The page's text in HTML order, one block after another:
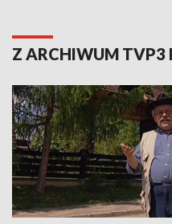
Z ARCHIWUM TVP3